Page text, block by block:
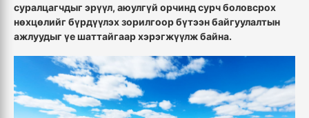
суралцагчдыг эрүүл, аюулгүй орчинд сурч боловсрох
нөхцөлийг бүрдүүлэх зорилгоор бүтээн байгуулалтын
ажлуудыг үе шаттайгаар хэрэгжүүлж байна.